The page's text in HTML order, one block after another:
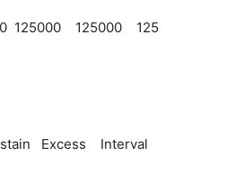
125000 125000 125
Excess Interval